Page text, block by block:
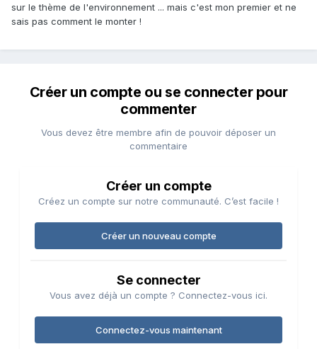
sur le thème de l'environnement ... mais c'est mon premier et ne
sais pas comment le monter !
Créer un compte ou se connecter pour
commenter
Vous devez être membre afin de pouvoir déposer un
commentaire
Créer un compte
Créez un compte sur notre communauté. C’est facile !
Créer un nouveau compte
Se connecter
Vous avez déjà un compte ? Connectez-vous ici.
Connectez-vous maintenant